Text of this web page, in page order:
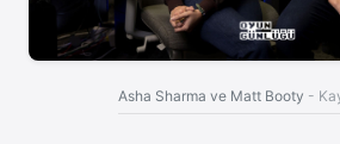
Asha Sharma ve Matt Booty -